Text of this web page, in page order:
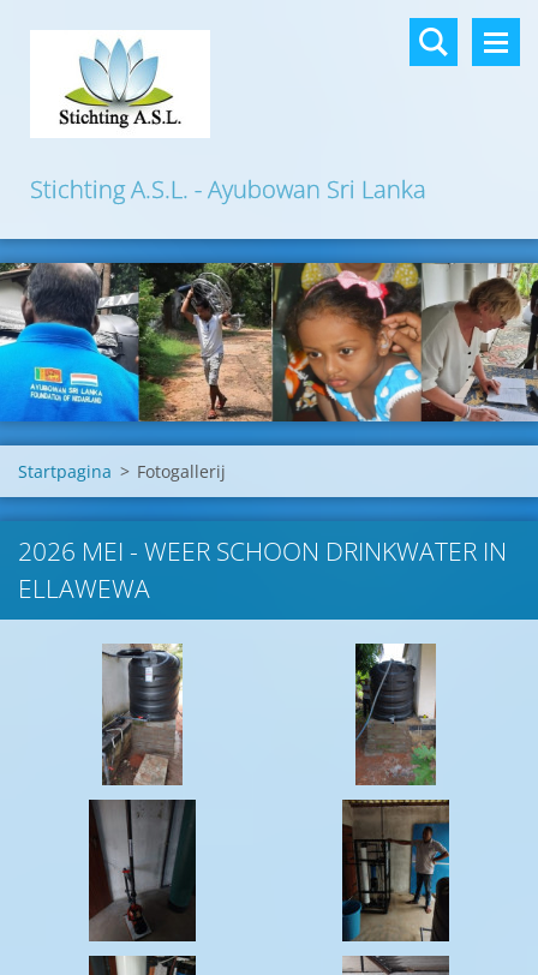
Stichting A.S.L. - Ayubowan Sri Lanka
Startpagina > Fotogallerij
2026 MEI - WEER SCHOON DRINKWATER IN
ELLAWEWA